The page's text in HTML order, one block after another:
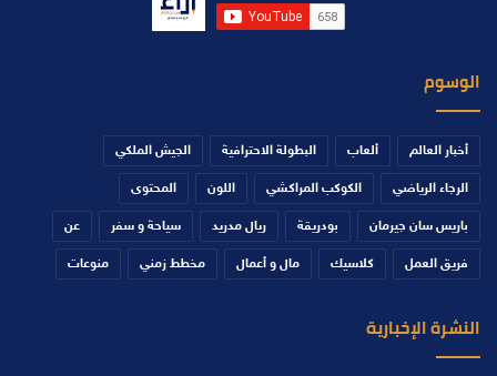
الوسوم
أخبار العالم ألعاب البطولة الاحترافية الجيش الملكي
الرجاء الرياضي الكوكب المراكشي اللون المحتوى
باريس سان جيرمان بودريقة ريال مدريد سياحة و سفر عن
فريق العمل كلاسيك مال و أعمال مخطط زمني منوعات
النشرة الإخبارية